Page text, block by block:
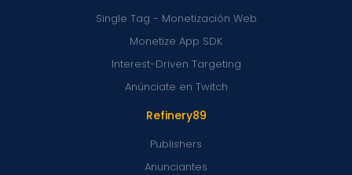
Refinery89
Publishers
Anunciantes
Single Tag - Monetización Web
Monetize App SDK
Interest-Driven Targeting
Anúnciate en Twitch